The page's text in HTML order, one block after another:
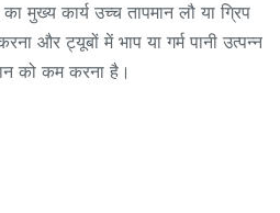
मुख्य कार्य उच्च तापमान लौ या ग्रिप
और ट्यूबों में भाप या गर्म पानी उत्पन्न
को कम करना है।